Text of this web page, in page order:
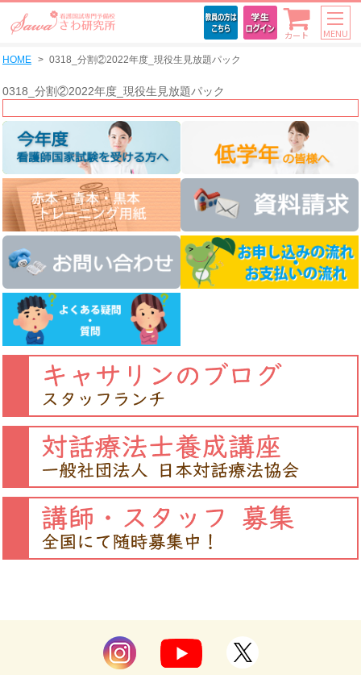
カート MENU
HOME 0318_分割②2022年度_現役生見放題パック
0318_分割②2022年度_現役生見放題パック